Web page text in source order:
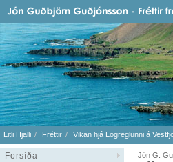
Litli Hjalli Fréttir Vikan hjá Lögreglunni á
Forsíða
Jón G.